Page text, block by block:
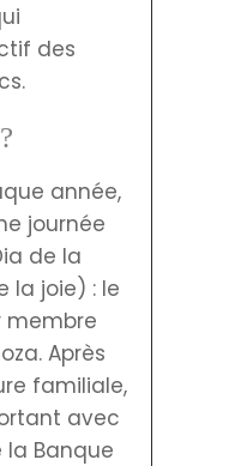
des
année,
journée
de la
la joie) : le
membre
Après
familiale,
avec
la Banque